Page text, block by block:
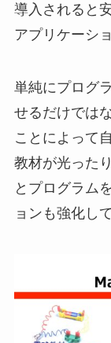
導入されると
アプリケーシ
単純にプログ
せるだけでは
ことによって
教材が光った
とプログラム
ョンも強化し